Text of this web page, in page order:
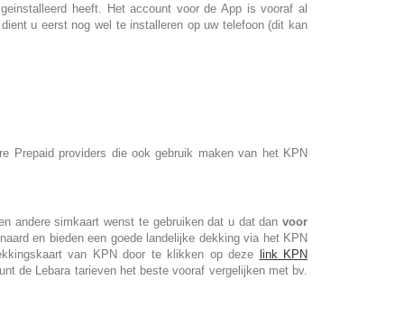
heeft. Het account voor de App is vooraf al
u eerst nog wel te installeren op uw telefoon (dit kan
Prepaid providers die ook gebruik maken van het KPN
andere simkaart wenst te gebruiken dat u dat dan voor
en bieden een goede landelijke dekking via het KPN
van KPN door te klikken op deze link KPN
de Lebara tarieven het beste vooraf vergelijken met bv.